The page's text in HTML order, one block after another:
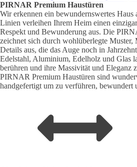
PIRNAR Premium Haustüren
Wir erkennen ein bewundernswertes
Linien verleihen Ihrem Heim einen
Respekt und Bewunderung aus. Die
zeichnet sich durch wohlüberlegte
Details aus, die das Auge noch in
Edelstahl, Aluminium, Edelholz und Glas
berühren und ihre Massivität und Eleganz
PIRNAR Premium Haustüren sind
handgefertigt um zu verführen, bewundert